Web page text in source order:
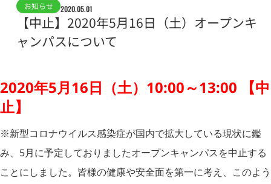
お知らせ 2020.05.01
【中止】2020年5月16日（土）オープンキ
ャンパスについて
2020年5月16日（土）10:00～13:00 【中
止】
※新型コロナウイルス感染症が国内で拡大している現状に鑑
み、5月に予定しておりましたオープンキャンパスを中止する
ことにしました。皆様の健康や安全面を第一に考え、このよう